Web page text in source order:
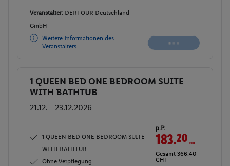
Veranstalter: DERTOUR Deutschland
GmbH
Weitere Informationen des
Veranstalters
Buchen
Buchen
1 QUEEN BED ONE BEDROOM SUITE
WITH BATHTUB
21.12. - 23.12.2026
1 QUEEN BED ONE BEDROOM SUITE
WITH BATHTUB
Ohne Verpflegung
p.P.
183.20CHF
Gesamt 366.40
CHF